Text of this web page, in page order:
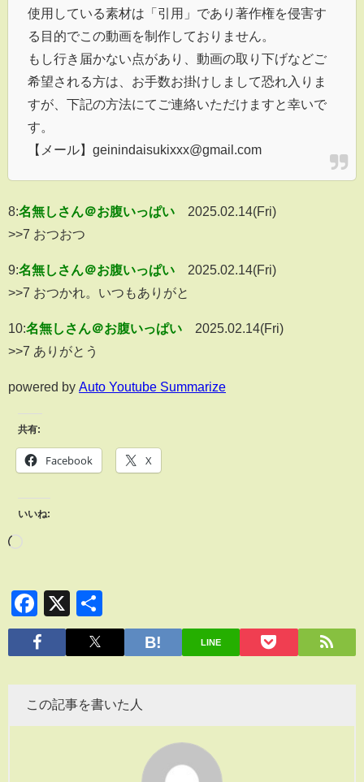
使用している素材は「引用」であり著作権を侵害す
る目的でこの動画を制作しておりません。
もし行き届かない点があり、動画の取り下げなどご
希望される方は、お手数お掛けしまして恐れ入りま
すが、下記の方法にてご連絡いただけますと幸いで
す。
【メール】geinindaisukixxx@gmail.com
8:名無しさん＠お腹いっぱい
2025.02.14(Fri)
>>7 おつおつ
9:名無しさん＠お腹いっぱい
2025.02.14(Fri)
>>7 おつかれ。いつもありがと
10:名無しさん＠お腹いっぱい
2025.02.14(Fri)
>>7 ありがとう
powered by Auto Youtube Summarize
共有:
Facebook X
いいね:
Facebook
X
有
LINE
この記事を書いた人